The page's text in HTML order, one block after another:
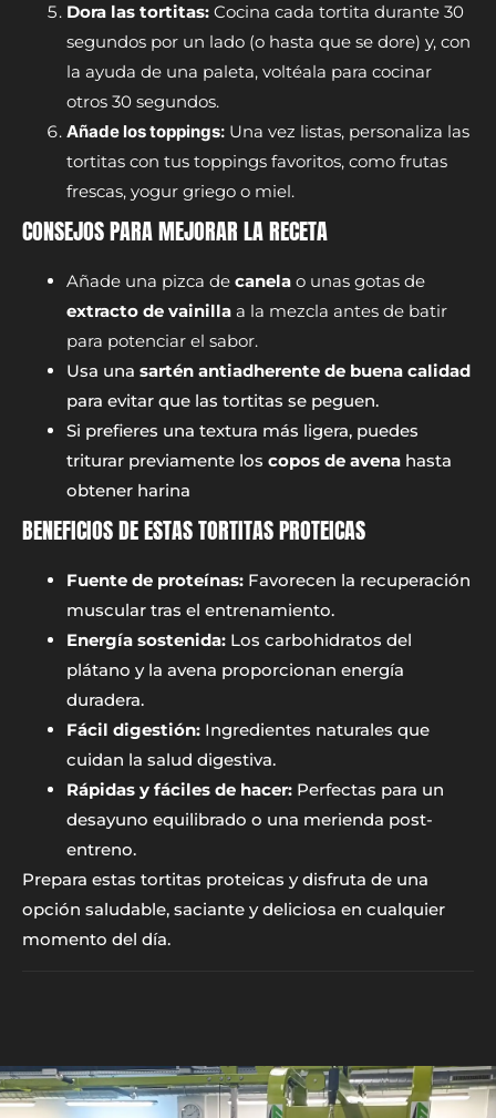
Dora las tortitas: Cocina cada tortita durante 30
segundos por un lado (o hasta que se dore) y, con
la ayuda de una paleta, voltéala para cocinar
otros 30 segundos.
Añade los toppings: Una vez listas, personaliza las
tortitas con tus toppings favoritos, como frutas
frescas, yogur griego o miel.
CONSEJOS PARA MEJORAR LA RECETA
Añade una pizca de canela o unas gotas de
extracto de vainilla a la mezcla antes de batir
para potenciar el sabor.
Usa una sartén antiadherente de buena calidad
para evitar que las tortitas se peguen.
Si prefieres una textura más ligera, puedes
triturar previamente los copos de avena hasta
obtener harina
BENEFICIOS DE ESTAS TORTITAS PROTEICAS
Fuente de proteínas: Favorecen la recuperación
muscular tras el entrenamiento.
Energía sostenida: Los carbohidratos del
plátano y la avena proporcionan energía
duradera.
Fácil digestión: Ingredientes naturales que
cuidan la salud digestiva.
Rápidas y fáciles de hacer: Perfectas para un
desayuno equilibrado o una merienda post-
entreno.
Prepara estas tortitas proteicas y disfruta de una
opción saludable, saciante y deliciosa en cualquier
momento del día.